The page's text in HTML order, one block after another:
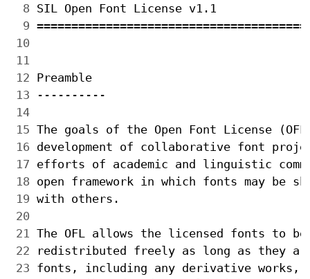
  8
  9
10
11
12
13
14
15
16
17
18
19
20
21
22
23